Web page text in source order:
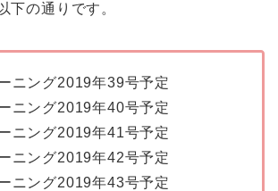
下の通りです。
ニング2019年39号予定
ニング2019年40号予定
ニング2019年41号予定
ニング2019年42号予定
ニング2019年43号予定